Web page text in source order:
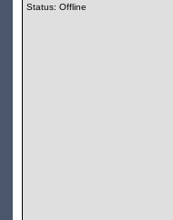
Status: Offline